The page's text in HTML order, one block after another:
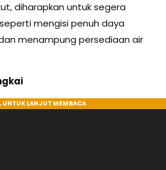
diharapkan untuk segera
mengisi penuh daya
menampung persediaan air